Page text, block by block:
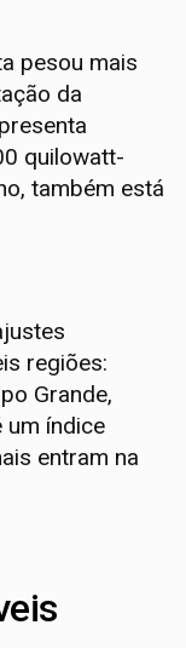
pesou mais
da
quilowatt-
também está
regiões:
Grande,
um índice
entram na